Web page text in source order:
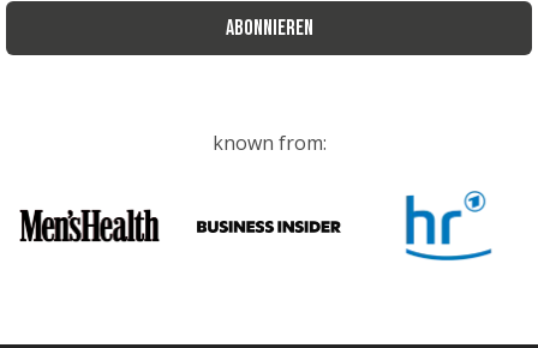
ABONNIEREN
known from: